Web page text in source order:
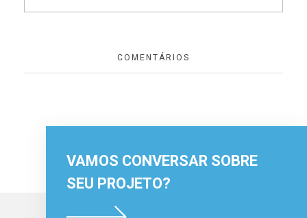
COMENTÁRIOS
VAMOS CONVERSAR SOBRE
SEU PROJETO?